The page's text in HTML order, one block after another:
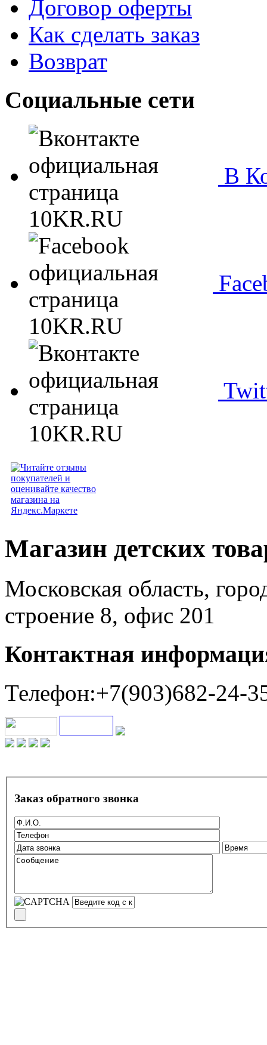
Договор оферты
Как сделать заказ
Возврат
Социальные сети
В
Магазин детских
Московская область,
строение 8, офис 201
Контактная
Телефон:+7(903)682-24-
Заказ обратного звонка